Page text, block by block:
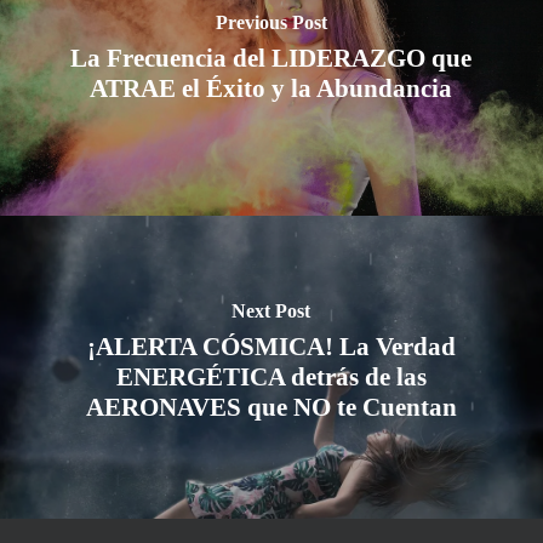
Previous Post
La Frecuencia del LIDERAZGO que
ATRAE el Éxito y la Abundancia
Next Post
¡ALERTA CÓSMICA! La Verdad
ENERGÉTICA detrás de las
AERONAVES que NO te Cuentan